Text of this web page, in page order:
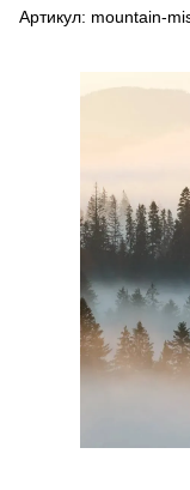
Артикул: mountain-